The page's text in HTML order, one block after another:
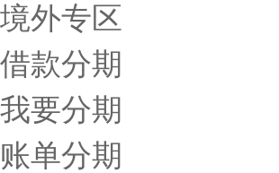
境外专区
借款分期
我要分期
账单分期